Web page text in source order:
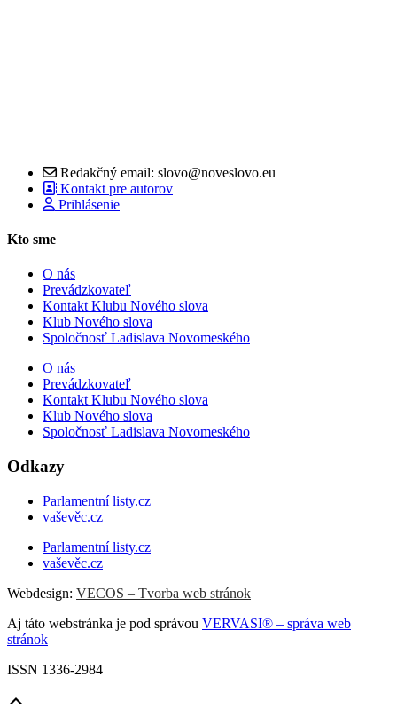
Redakčný email: slovo@noveslovo.eu
Kontakt pre autorov
Prihlásenie
Kto sme
O nás
Prevádzkovateľ
Kontakt Klubu Nového slova
Klub Nového slova
Spoločnosť Ladislava Novomeského
O nás
Prevádzkovateľ
Kontakt Klubu Nového slova
Klub Nového slova
Spoločnosť Ladislava Novomeského
Odkazy
Parlamentní listy.cz
vaševěc.cz
Parlamentní listy.cz
vaševěc.cz
Webdesign: VECOS – Tvorba web stránok
Aj táto webstránka je pod správou VERVASI® – správa web
stránok
ISSN 1336-2984